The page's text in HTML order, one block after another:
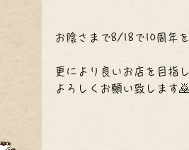
お陰さまで8/18で10周年
更により良いお店を目指
よろしくお願い致します🙇